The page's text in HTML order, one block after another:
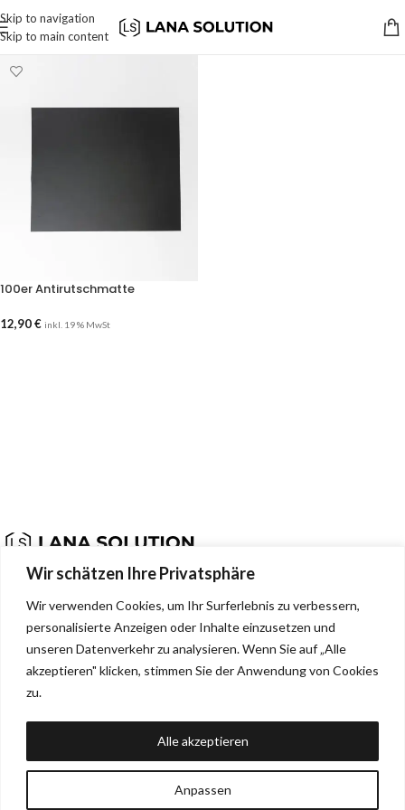
Wir schätzen Ihre Privatsphäre
Wir verwenden Cookies, um Ihr Surferlebnis zu verbessern,
personalisierte Anzeigen oder Inhalte einzusetzen und
unseren Datenverkehr zu analysieren. Wenn Sie auf „Alle
akzeptieren" klicken, stimmen Sie der Anwendung von Cookies
zu.
Anpassen
Alle akzeptieren
Skip to navigation
Skip to main content
100er Antirutschmatte
12,90€ inkl. 19 % MwSt
Passgenaue Organizer für deine Küche. Hergestellt in Deutschland.
Dehmerstr. 93b, Bad Oeynhausen, Deutschland, 32549
0157 88133244
info@lana-solution.de
NEUESTE BEITRÄGE
RECHTLICHES
LANA Solution. All rights reserved © 2025